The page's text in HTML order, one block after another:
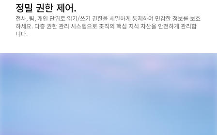
정밀 권한 제어.
전사, 팀, 개인 단위로 읽기/쓰기 권한을 세밀하게 통제하여 민감한 정보를 보호
하세요. 다층 권한 관리 시스템으로 조직의 핵심 지식 자산을 안전하게 관리합
니다.